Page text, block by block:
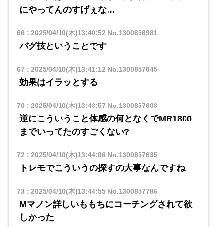
にやってんのすげぇな…
66 : 2025/04/10(木)13:40:52 No.1300856981
バグ技ということです
67 : 2025/04/10(木)13:41:12 No.1300857045
効果はイラッとする
70 : 2025/04/10(木)13:43:57 No.1300857608
逆にこういうこと体感の何となくでMR1800
までいってたのすごくない?
72 : 2025/04/10(木)13:44:06 No.1300857635
トレモでこういうの探すの大事なんですね
73 : 2025/04/10(木)13:44:55No.1300857786
Mマノン詳しいももちにコーチングされて欲
しかった